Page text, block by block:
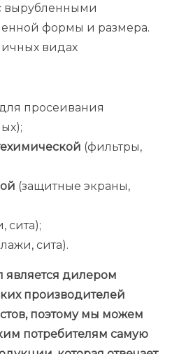
вырубленными
формы и размера.
видах
просеивания
(фильтры,
(защитные экраны,
сита);
сита).
является дилером
производителей
поэтому мы можем
потребителям самую